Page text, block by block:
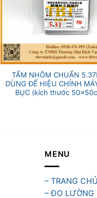
+
TẤM NHÔM CHUẨN
DÙNG ĐỂ HIỆU CHỈNH
BỤC (kích thước
MENU
– TRANG CHỦ
– ĐO LƯỜNG